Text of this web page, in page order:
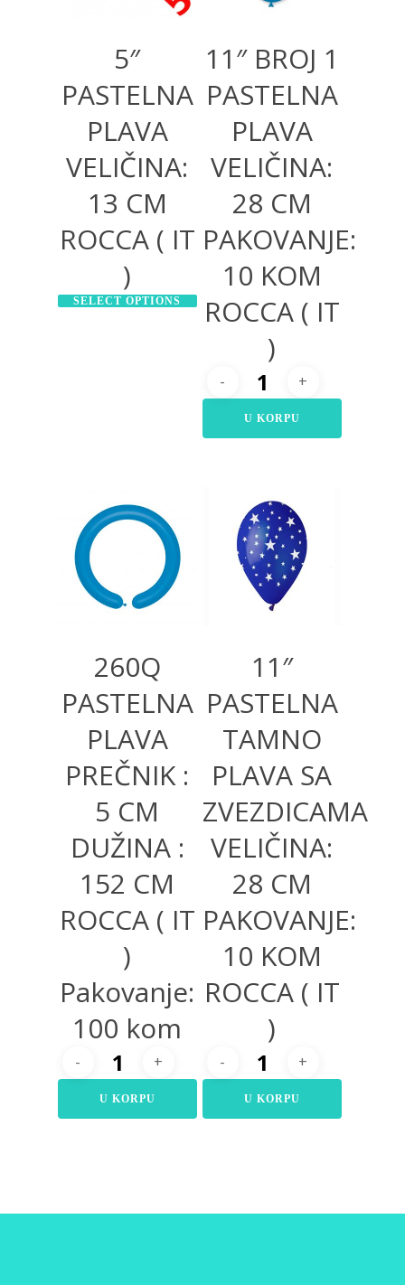
5″
PASTELNA
PLAVA
VELIČINA:
13 CM
ROCCA ( IT
)
SELECT OPTIONS
11″ BROJ 1
PASTELNA
PLAVA
VELIČINA:
28 CM
PAKOVANJE:
10 KOM
ROCCA ( IT
)
U KORPU
800,00 RSD
260Q
PASTELNA
PLAVA
PREČNIK :
5 CM
DUŽINA :
152 CM
ROCCA ( IT
)
Pakovanje:
100 kom
U KORPU
300,00RSD
11″
PASTELNA
TAMNO
PLAVA SA
ZVEZDICAMA
VELIČINA:
28 CM
PAKOVANJE:
10 KOM
ROCCA ( IT
)
U KORPU